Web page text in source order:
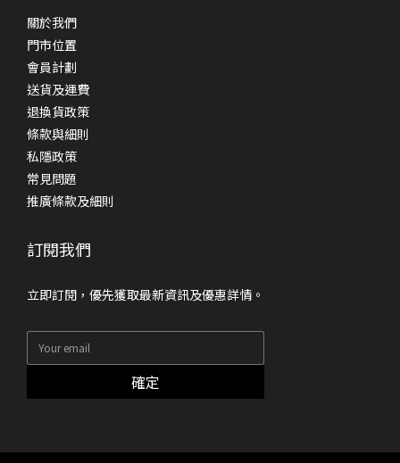
關於我們
門市位置
會員計劃
送貨及運費
退換貨政策
條款與細則
私隱政策
常見問題
推廣條款及細則
訂閱我們
立即訂閱，優先獲取最新資訊及優惠詳情。
確定